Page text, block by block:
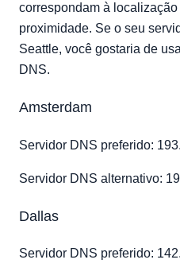
correspondam à
proximidade. Se o seu
Seattle, você gostaria de
DNS.
Amsterdam
Servidor DNS preferido:
Servidor DNS alternativo:
Dallas
Servidor DNS preferido: